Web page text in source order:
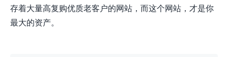
存着大量高复购优质老客户的网站，而这个网站，才是你
最大的资产。